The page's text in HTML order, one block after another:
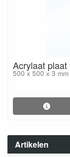
Artikelen
Acrylaat
500 x 500 x 3 mm